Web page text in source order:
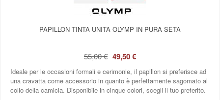
PAPILLON TINTA UNITA OLYMP IN PURA SETA
55,00 € 49,50 €
Ideale per le occasioni formali e cerimonie, il papillon si preferisce ad
una cravatta come accessorio in quanto è perfettamente sagomato al
collo della camicia. Disponibile in cinque colori, scegli il tuo preferito.